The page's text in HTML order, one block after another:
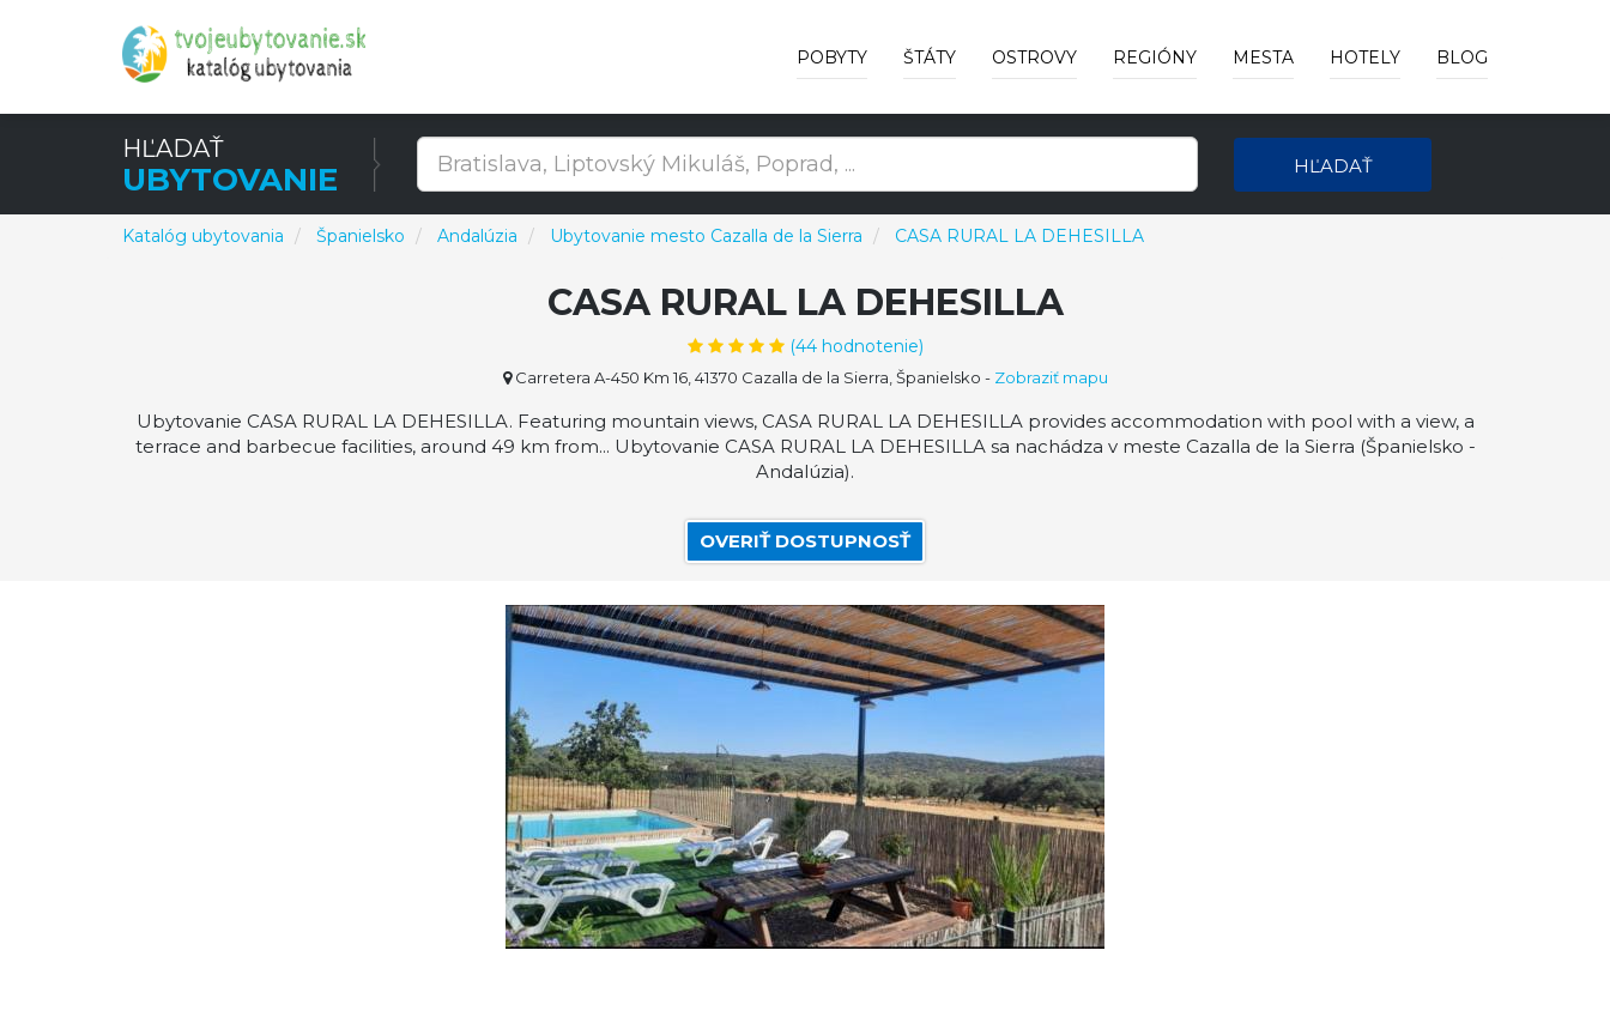
POBYTY ŠTÁTY OSTROVY REGIÓNY MESTA HOTELY BLOG
HĽADAŤ
UBYTOVANIE HĽADAŤ
Katalóg ubytovania Španielsko Andalúzia Ubytovanie mesto Cazalla de la Sierra CASA RURAL LA DEHESILLA
CASA RURAL LA DEHESILLA
(44hodnotenie)
Carretera A-450 Km 16, 41370 Cazalla de la Sierra, Španielsko - Zobraziť mapu
Ubytovanie CASA RURAL LA DEHESILLA. Featuring mountain views, CASA RURAL LA DEHESILLA provides accommodation with pool with a view, a
terrace and barbecue facilities, around 49 km from... Ubytovanie CASA RURAL LA DEHESILLA sa nachádza v meste Cazalla de la Sierra (Španielsko -
Andalúzia).
OVERIŤ DOSTUPNOSŤ